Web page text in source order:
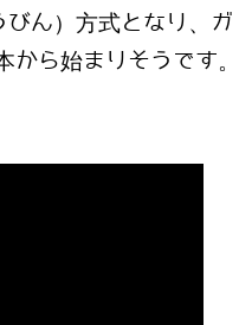
ん）方式となり、ガ
ら始まりそうです。